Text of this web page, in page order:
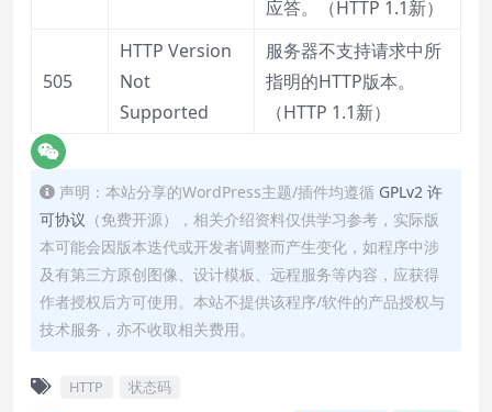
应答。（HTTP 1.1新）
505
HTTP Version
Not
Supported
服务器不支持请求中所
指明的HTTP版本。
（HTTP 1.1新）
声明：本站分享的WordPress主题/插件均遵循 GPLv2 许
可协议 （免费开源），相关介绍资料仅供学习参考，实际版
本可能会因版本迭代或开发者调整而产生变化，如程序中涉
及有第三方原创图像、设计模板、远程服务等内容，应获得
作者授权后方可使用。本站不提供该程序/软件的产品授权与
技术服务，亦不收取相关费用。
HTTP 状态码